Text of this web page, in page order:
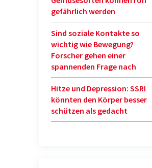
gefährlich werden
Sind soziale Kontakte so
wichtig wie Bewegung?
Forscher gehen einer
spannenden Frage nach
Hitze und Depression: SSRI
könnten den Körper besser
schützen als gedacht